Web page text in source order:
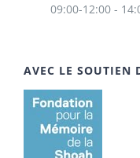
09:00-12:00 -
AVEC LE SOUTIEN